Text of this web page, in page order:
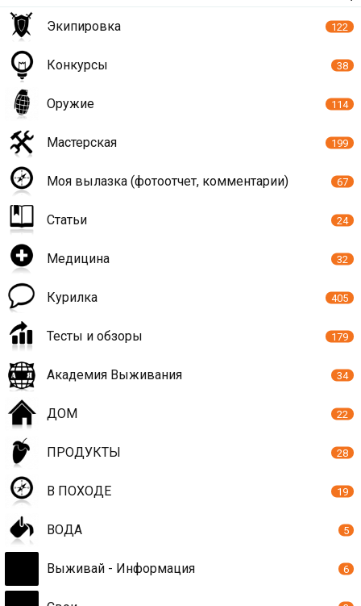
Экипировка 122
Конкурсы 38
Оружие 114
Мастерская 199
Моя вылазка (фотоотчет, комментарии) 67
Статьи 24
Медицина 32
Курилка 405
Тесты и обзоры 179
Академия Выживания 34
ДОМ 22
ПРОДУКТЫ 28
В ПОХОДЕ 19
ВОДА 5
Выживай - Информация 6